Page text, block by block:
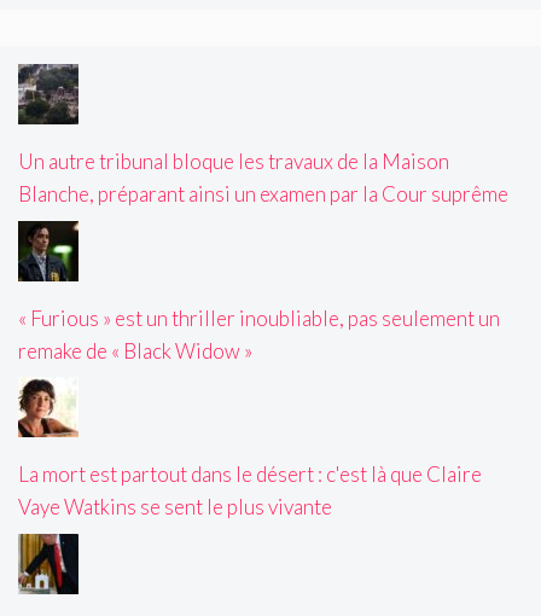
Un autre tribunal bloque les travaux de la Maison
Blanche, préparant ainsi un examen par la Cour suprême
« Furious » est un thriller inoubliable, pas seulement un
remake de « Black Widow »
La mort est partout dans le désert : c'est là que Claire
Vaye Watkins se sent le plus vivante